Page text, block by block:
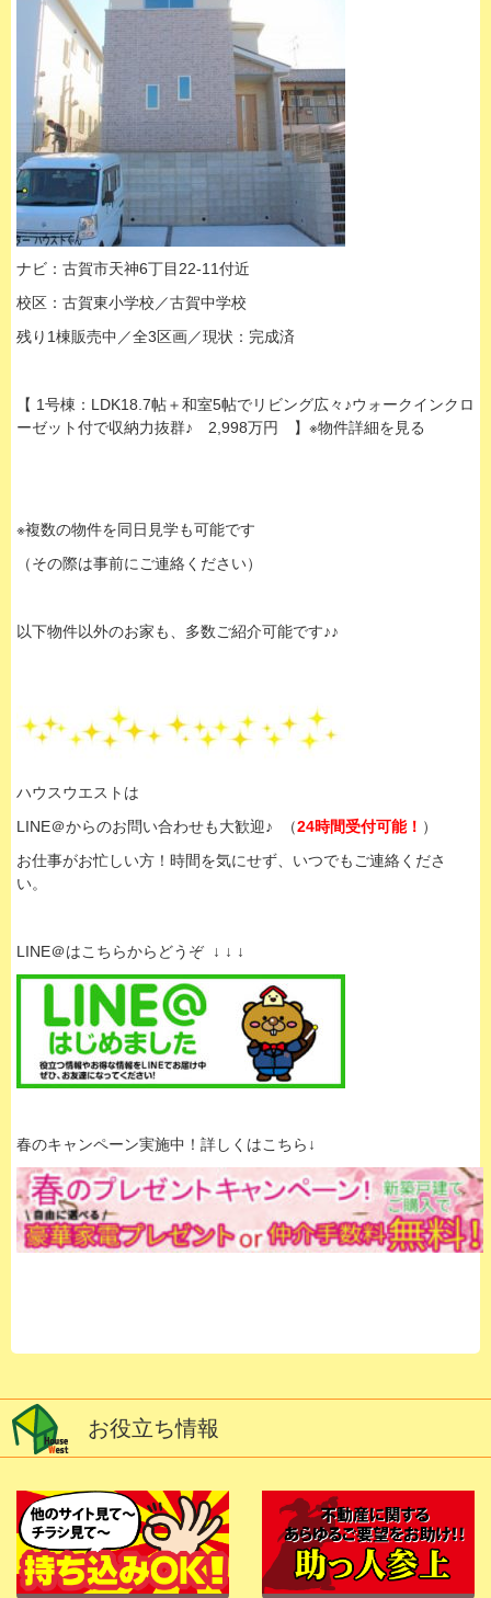
ナビ：古賀市天神6丁目22-11付近
校区：古賀東小学校／古賀中学校
残り1棟販売中／全3区画／現状：完成済
【 1号棟：LDK18.7帖＋和室5帖でリビング広々♪ウォークインクロ
ーゼット付で収納力抜群♪ 2,998万円 】※物件詳細を見る
※複数の物件を同日見学も可能です
（その際は事前にご連絡ください）
以下物件以外のお家も、多数ご紹介可能です♪♪
ハウスウエストは
LINE＠からのお問い合わせも大歓迎♪ （24時間受付可能！ ）
お仕事がお忙しい方！時間を気にせず、いつでもご連絡くださ
い。
LINE＠はこちらからどうぞ ↓ ↓ ↓
春のキャンペーン実施中！詳しくはこちら↓
お役立ち情報